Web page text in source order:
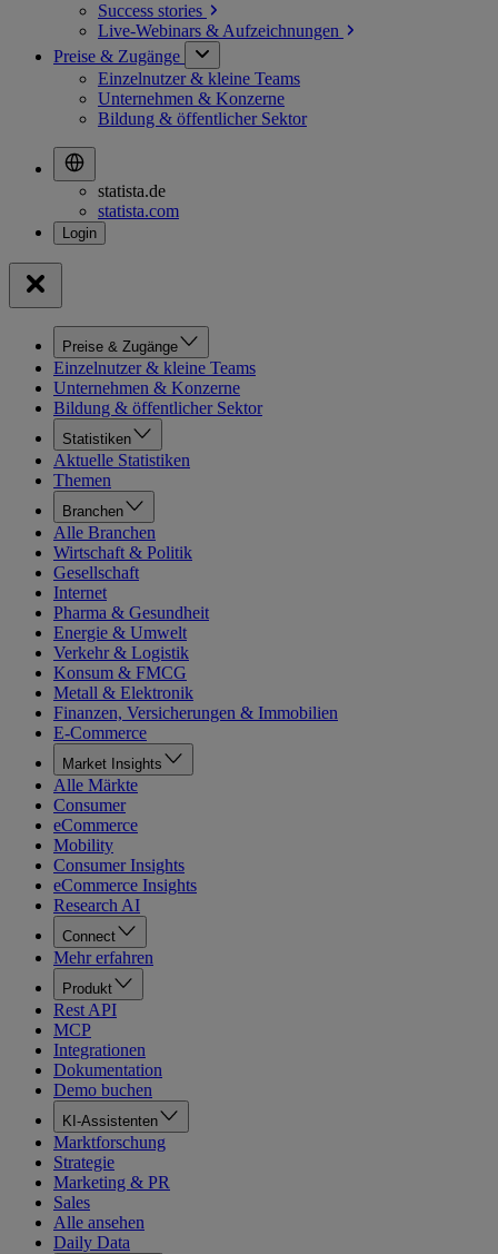
Success stories
Live-Webinars & Aufzeichnungen
Preise & Zugänge
Einzelnutzer & kleine Teams
Unternehmen & Konzerne
Bildung & öffentlicher Sektor
statista.de
statista.com
Preise & Zugänge
Einzelnutzer & kleine Teams
Unternehmen & Konzerne
Bildung & öffentlicher Sektor
Statistiken
Aktuelle Statistiken
Themen
Branchen
Alle Branchen
Wirtschaft & Politik
Gesellschaft
Internet
Pharma & Gesundheit
Energie & Umwelt
Verkehr & Logistik
Konsum & FMCG
Metall & Elektronik
Finanzen, Versicherungen & Immobilien
E-Commerce
Market Insights
Alle Märkte
Consumer
eCommerce
Mobility
Consumer Insights
eCommerce Insights
Research AI
Connect
Mehr erfahren
Produkt
Rest API
MCP
Integrationen
Dokumentation
Demo buchen
KI-Assistenten
Marktforschung
Strategie
Marketing & PR
Sales
Alle ansehen
Daily Data